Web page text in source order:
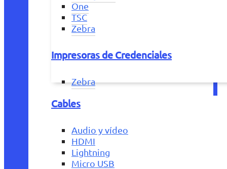
One
TSC
Zebra
Impresoras de Credenciales
Zebra
Cables
Audio y vídeo
HDMI
Lightning
Micro USB